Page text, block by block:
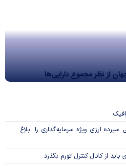
از نظر مجموع دارایی‌ها
ارزی ویژه سرمایه‌گذاری را ابلاغ
از کانال کنترل تورم بگذرد